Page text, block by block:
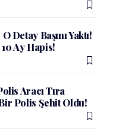
Detay Başını Yaktı!
Ay Hapis!
Aracı Tıra
Polis Şehit Oldu!